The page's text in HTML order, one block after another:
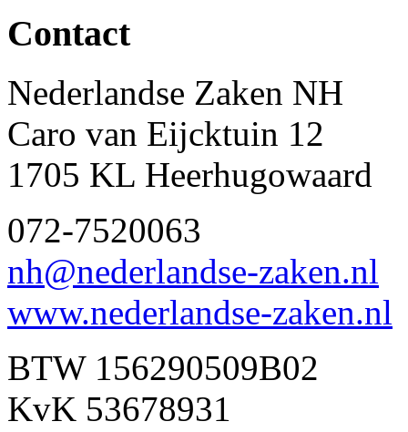
Contact
Nederlandse Zaken NH
Caro van Eijcktuin 12
1705 KL Heerhugowaard
072-7520063
nh@nederlandse-zaken.nl
www.nederlandse-zaken.nl
BTW 156290509B02
KvK 53678931